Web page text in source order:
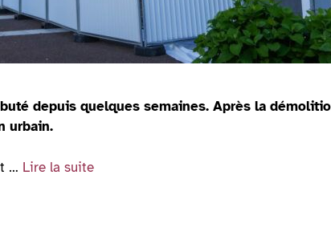
depuis quelques semaines. Après la
urbain.
… Lire la suite